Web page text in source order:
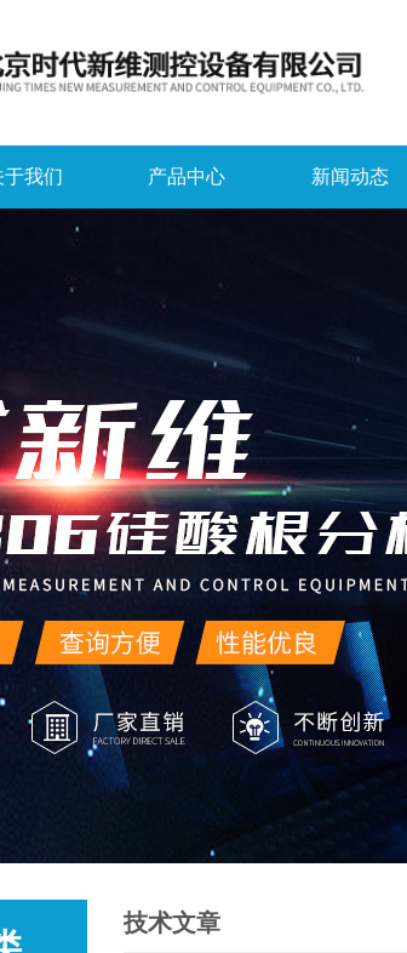
于我们 产品中心 新闻动态
技术文章